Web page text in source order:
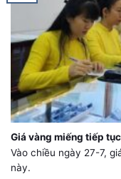
Giá vàng miếng tiếp
Vào chiều ngày 27-7,
này.